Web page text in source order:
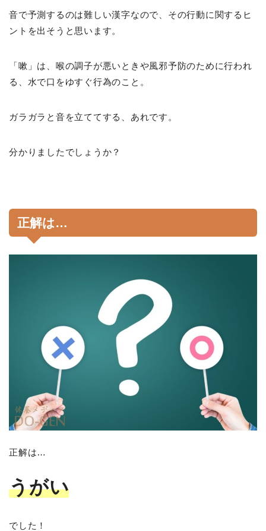
音で予測するのは難しい漢字なので、その行動に関するヒ
ントを出そうと思います。
「嗽」は、喉の調子が悪いときや風邪予防のために行われ
る、水で口をゆすぐ行為のこと。
ガラガラと音を立ててする、あれです。
分かりましたでしょうか？
正解は…
正解は…
うがい
でした！